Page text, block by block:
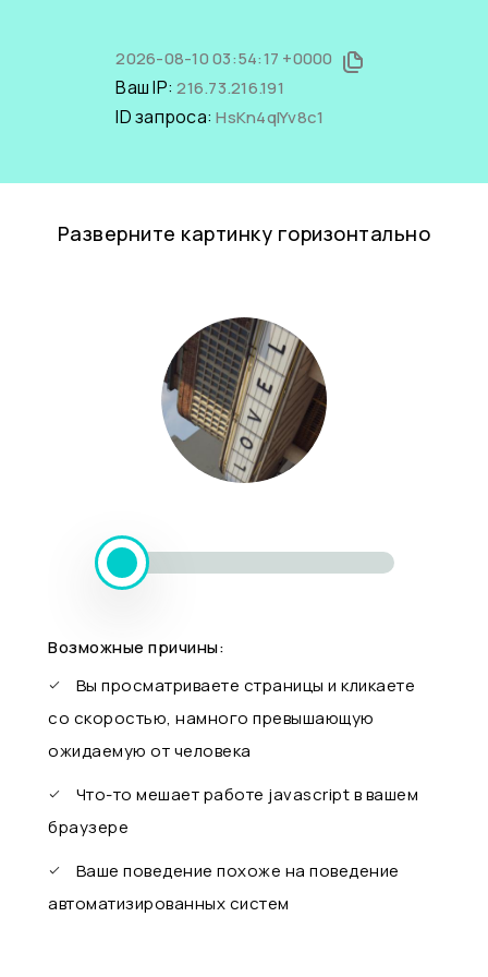
2026-08-10 03:54:17 +0000
Ваш IP:216.73.216.191
ID запроса:HsKn4qIYv8c1
Разверните картинку горизонтально
Возможные причины:
Вы просматриваете страницы и кликаете
со скоростью, намного превышающую
ожидаемую от человека
Что-то мешает работе javascript в вашем
браузере
Ваше поведение похоже на поведение
автоматизированных систем